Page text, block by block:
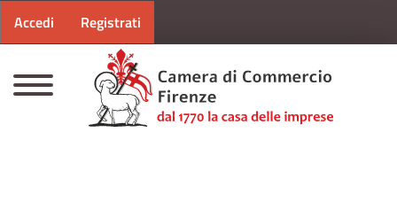
Menu profilo utente
Accedi Registrati